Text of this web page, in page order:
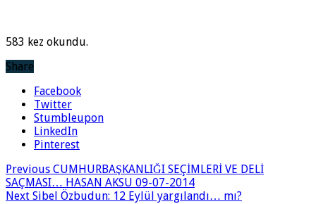
583 kez okundu.
Share
Facebook
Twitter
Stumbleupon
LinkedIn
Pinterest
Previous CUMHURBAŞKANLIĞI SEÇİMLERİ VE DELİ
SAÇMASI… HASAN AKSU 09-07-2014
Next Sibel Özbudun: 12 Eylül yargılandı… mı?